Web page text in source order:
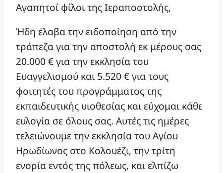
Αγαπητοί φίλοι της Ιεραποστολής,
Ήδη έλαβα την ειδοποίηση από την
τράπεζα για την αποστολή εκ μέρους σας
20.000 € για την εκκλησία του
Ευαγγελισμού και 5.520 € για τους
φοιτητές του προγράμματος της
εκπαιδευτικής υιοθεσίας και εύχομαι κάθε
ευλογία σε όλους σας. Αυτές τις ημέρες
τελειώνουμε την εκκλησία του Αγίου
Ηρωδίωνος στο Κολουέζι, την τρίτη
ενορία εντός της πόλεως, και ελπίζω